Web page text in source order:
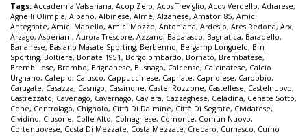
Tags: Accademia Valseriana, Acop Zelo, Acos Treviglio, Acov Verdello, Adrarese,
Agnelli Olimpia, Albano, Albinese, Almè, Alzanese, Amatori 85, Amici
Antegnate, Amici Mapello, Amici Mozzo, Antoniana, Ardesio, Ares Redona, Arx,
Arzago, Asperiam, Aurora Trescore, Azzano, Badalasco, Bagnatica, Baradello,
Barianese, Basiano Masate Sporting, Berbenno, Bergamp Longuelo, Bm
Sporting, Boltiere, Bonate 1951, Borgolombardo, Bornato, Brembatese,
Brembillese, Brembo, Brignanese, Busnago, Calcense, Calcinatese, Calcio
Urgnano, Calepio, Calusco, Cappuccinese, Capriate, Capriolese, Carobbio,
Carugate, Casazza, Casnigo, Cassinone, Castel Rozzone, Castellese, Castelnuovo,
Castrezzato, Cavenago, Cavernago, Cavlera, Cazzaghese, Celadina, Cenate Sotto,
Cene, Centrolago, Chignolo, Città Di Dalmine, Città Di Segrate, Cividatese,
Cividino, Clusone, Colle Alto, Colnaghese, Comonte, Comun Nuovo,
Cortenuovese, Costa Di Mezzate, Costa Mezzate, Credaro, Curnasco, Curno